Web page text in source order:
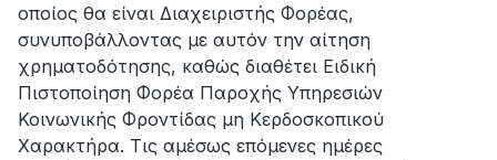
οποίος θα είναι Διαχειριστής Φορέας,
συνυποβάλλοντας με αυτόν την αίτηση
χρηματοδότησης, καθώς διαθέτει Ειδική
Πιστοποίηση Φορέα Παροχής Υπηρεσιών
Κοινωνικής Φροντίδας μη Κερδοσκοπικού
Χαρακτήρα. Τις αμέσως επόμενες ημέρες